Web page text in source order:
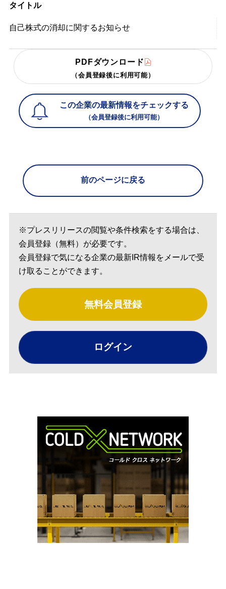
タイトル
自己株式の消却に関するお知らせ
PDFダウンロード
（会員登録後に利用可能）
この企業の最新情報をチェックする
（会員登録後に利用可能）
前のページに戻る
※プレスリリースの閲覧や条件検索をする場合は、
会員登録（無料）が必要です。
会員登録で気になる企業の最新IR情報をメールで受
け取ることができます。
無料会員登録
ログイン